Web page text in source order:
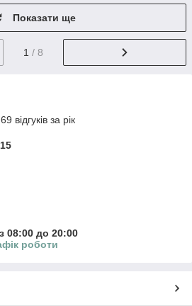
Показати ще
1 / 8
відгуків за рік
08:00 до 20:00
роботи